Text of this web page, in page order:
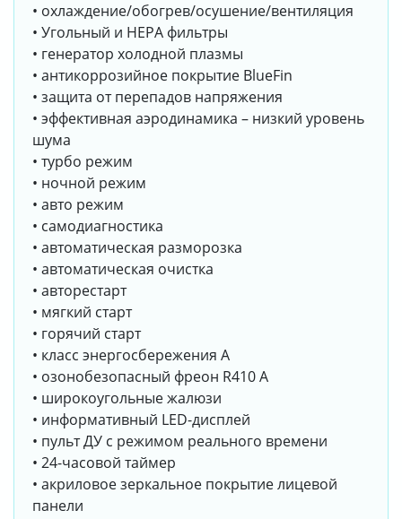
• охлаждение/обогрев/осушение/вентиляция
• Угольный и HEPA фильтры
• генератор холодной плазмы
• антикоррозийное покрытие BlueFin
• защита от перепадов напряжения
• эффективная аэродинамика – низкий уровень
шума
• турбо режим
• ночной режим
• авто режим
• самодиагностика
• автоматическая разморозка
• автоматическая очистка
• авторестарт
• мягкий старт
• горячий старт
• класс энергосбережения А
• озонобезопасный фреон R410 А
• широкоугольные жалюзи
• информативный LED-дисплей
• пульт ДУ с режимом реального времени
• 24-часовой таймер
• акриловое зеркальное покрытие лицевой
панели